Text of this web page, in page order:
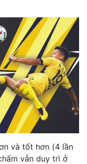
và tốt hơn (4 lần
vẫn duy trì ở